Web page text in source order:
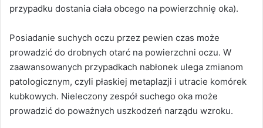
przypadku dostania ciała obcego na powierzchnię oka).
Posiadanie suchych oczu przez pewien czas może
prowadzić do drobnych otarć na powierzchni oczu. W
zaawansowanych przypadkach nabłonek ulega zmianom
patologicznym, czyli płaskiej metaplazji i utracie komórek
kubkowych. Nieleczony zespół suchego oka może
prowadzić do poważnych uszkodzeń narządu wzroku.